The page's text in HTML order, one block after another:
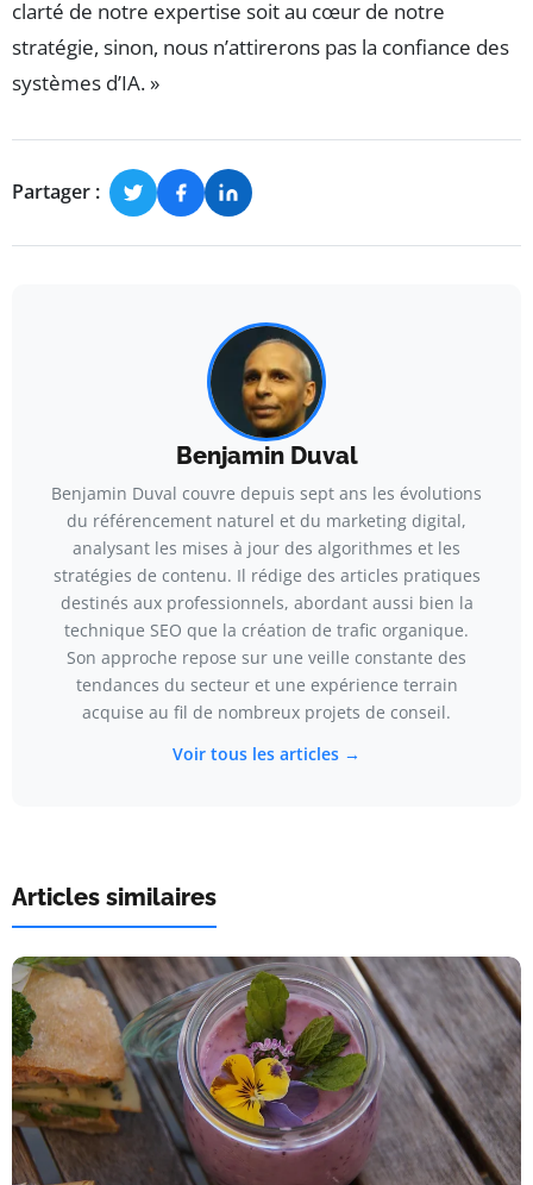
clarté de notre expertise soit au cœur de notre
stratégie, sinon, nous n’attirerons pas la confiance des
systèmes d’IA. »
Partager :
Benjamin Duval
Benjamin Duval couvre depuis sept ans les évolutions
du référencement naturel et du marketing digital,
analysant les mises à jour des algorithmes et les
stratégies de contenu. Il rédige des articles pratiques
destinés aux professionnels, abordant aussi bien la
technique SEO que la création de trafic organique.
Son approche repose sur une veille constante des
tendances du secteur et une expérience terrain
acquise au fil de nombreux projets de conseil.
Voir tous les articles →
Articles similaires